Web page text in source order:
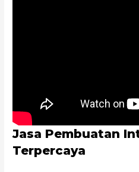
Jasa Pembuatan
Terpercaya